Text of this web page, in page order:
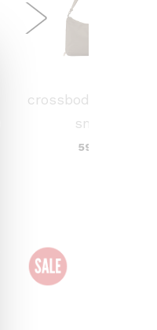
crossbodytas
small
59,90